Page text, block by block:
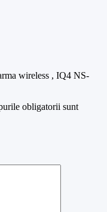
wireless , IQ4 NS-
obligatorii sunt